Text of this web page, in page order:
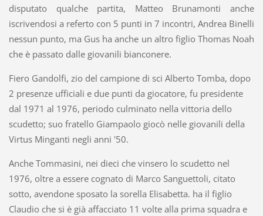
disputato qualche partita, Matteo Brunamonti anche
iscrivendosi a referto con 5 punti in 7 incontri, Andrea Binelli
nessun punto, ma Gus ha anche un altro figlio Thomas Noah
che è passato dalle giovanili bianconere.
Fiero Gandolfi, zio del campione di sci Alberto Tomba, dopo
2 presenze ufficiali e due punti da giocatore, fu presidente
dal 1971 al 1976, periodo culminato nella vittoria dello
scudetto; suo fratello Giampaolo giocò nelle giovanili della
Virtus Minganti negli anni '50.
Anche Tommasini, nei dieci che vinsero lo scudetto nel
1976, oltre a essere cognato di Marco Sanguettoli, citato
sotto, avendone sposato la sorella Elisabetta. ha il figlio
Claudio che si è già affacciato 11 volte alla prima squadra e